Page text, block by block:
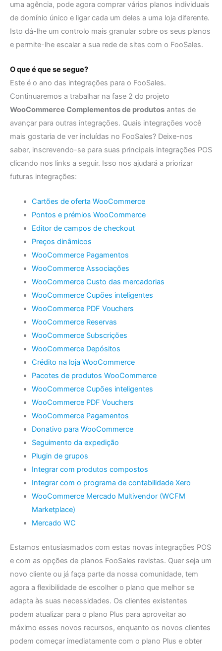
uma agência, pode agora comprar vários planos individuais
de domínio único e ligar cada um deles a uma loja diferente.
Isto dá-lhe um controlo mais granular sobre os seus planos
e permite-lhe escalar a sua rede de sites com o FooSales.
O que é que se segue?
Este é o ano das integrações para o FooSales.
Continuaremos a trabalhar na fase 2 do projeto
WooCommerce Complementos de produtos antes de
avançar para outras integrações. Quais integrações você
mais gostaria de ver incluídas no FooSales? Deixe-nos
saber, inscrevendo-se para suas principais integrações POS
clicando nos links a seguir. Isso nos ajudará a priorizar
futuras integrações:
Cartões de oferta WooCommerce
Pontos e prémios WooCommerce
Editor de campos de checkout
Preços dinâmicos
WooCommerce Pagamentos
WooCommerce Associações
WooCommerce Custo das mercadorias
WooCommerce Cupões inteligentes
WooCommerce PDF Vouchers
WooCommerce Reservas
WooCommerce Subscrições
WooCommerce Depósitos
Crédito na loja WooCommerce
Pacotes de produtos WooCommerce
WooCommerce Cupões inteligentes
WooCommerce PDF Vouchers
WooCommerce Pagamentos
Donativo para WooCommerce
Seguimento da expedição
Plugin de grupos
Integrar com produtos compostos
Integrar com o programa de contabilidade Xero
WooCommerce Mercado Multivendor (WCFM
Marketplace)
Mercado WC
Estamos entusiasmados com estas novas integrações POS
e com as opções de planos FooSales revistas. Quer seja um
novo cliente ou já faça parte da nossa comunidade, tem
agora a flexibilidade de escolher o plano que melhor se
adapta às suas necessidades. Os clientes existentes
podem atualizar para o plano Plus para aproveitar ao
máximo esses novos recursos, enquanto os novos clientes
podem começar imediatamente com o plano Plus e obter